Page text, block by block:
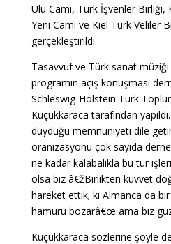
Ulu Cami, Türk İşvenler Birliği,
Yeni Cami ve Kiel Türk Veliler
gerçekleştirildi.
Tasavvuf ve Türk sanat
programın açış konuşması
Schleswig-Holstein Türk
Küçükkaraca tarafından
duyduğu memnuniyeti dile
oranizasyonu çok sayıda
ne kadar kalabalıkla bu tür
olsa biz â€žBirlikten kuvvet
hareket ettik; ki Almanca da bir
hamuru bozarâ€œ ama biz
Küçükkaraca sözlerine şöyle